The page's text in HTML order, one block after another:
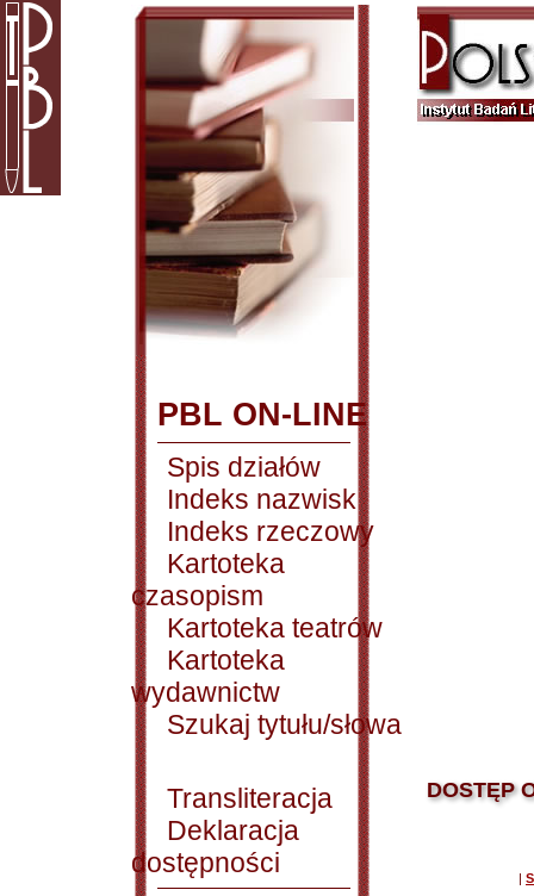
PBL ON-LINE
Spis działów
Indeks nazwisk
Indeks rzeczowy
Kartoteka
czasopism
Kartoteka teatrów
Kartoteka
wydawnictw
Szukaj tytułu/słowa
Transliteracja
Deklaracja
dostępności
DOSTĘP
|